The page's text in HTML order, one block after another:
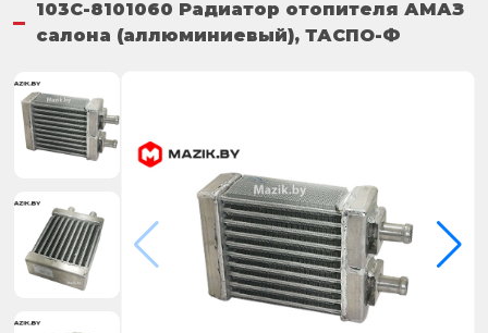
103С-8101060 Радиатор отопителя АМАЗ
салона (аллюминиевый), ТАСПО-Ф